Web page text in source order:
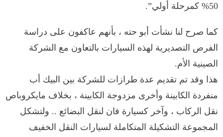
50% كمرحلة أولي”.
كما صرح لنا نشأت أبو حته ، بأنهم عاكفون على دراسة
الفرص التصديرية لهذه السيارات بالتعاون مع الشركة
الصينية الأم.
هذا وقد تم تقديم عدة طرازات للشركة بين البيك أب
منفردة الكابينة وأخرى مزدوجة الكابينة ، بخلاف مايكروباص
نقل الركاب ، وآخر كسيارة فان لنقل البضائع .. ولتشكل
المجموعة التشكيلة المتكاملة لسيارات النقل الخفيف